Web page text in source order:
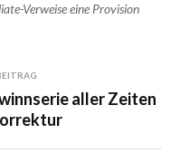
Verweise eine Provision
aller Zeiten